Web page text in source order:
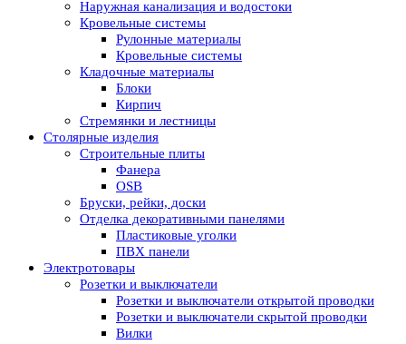
Наружная канализация и водостоки
Кровельные системы
Рулонные материалы
Кровельные системы
Кладочные материалы
Блоки
Кирпич
Стремянки и лестницы
Столярные изделия
Строительные плиты
Фанера
OSB
Бруски, рейки, доски
Отделка декоративными панелями
Пластиковые уголки
ПВХ панели
Электротовары
Розетки и выключатели
Розетки и выключатели открытой проводки
Розетки и выключатели скрытой проводки
Вилки